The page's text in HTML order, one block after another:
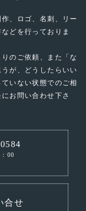
、ロゴ、名刺、リー
どを行っておりま
のご依頼、
また「な
が、どうしたらいい
いない状態でのご相
お問い合わせ下さ
00
合せ